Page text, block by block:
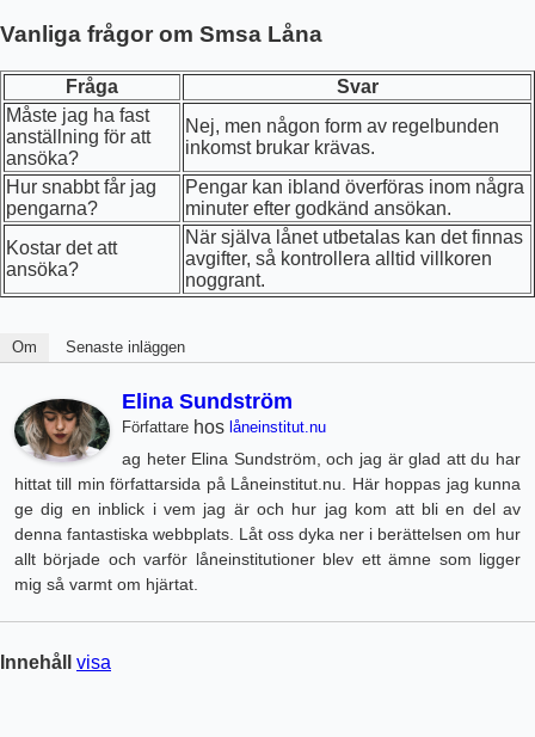
Vanliga frågor om Smsa Låna
Fråga
Svar
Måste jag ha fast
anställning för att
ansöka?
Nej, men någon form av regelbunden
inkomst brukar krävas.
Hur snabbt får jag
pengarna?
Pengar kan ibland överföras inom några
minuter efter godkänd ansökan.
Kostar det att
ansöka?
När själva lånet utbetalas kan det finnas
avgifter, så kontrollera alltid villkoren
noggrant.
Om Senaste inläggen
Elina Sundström
Författare hos låneinstitut.nu
ag heter Elina Sundström, och jag är glad att du har
hittat till min författarsida på Låneinstitut.nu. Här hoppas jag kunna
ge dig en inblick i vem jag är och hur jag kom att bli en del av
denna fantastiska webbplats. Låt oss dyka ner i berättelsen om hur
allt började och varför låneinstitutioner blev ett ämne som ligger
mig så varmt om hjärtat.
Innehåll visa